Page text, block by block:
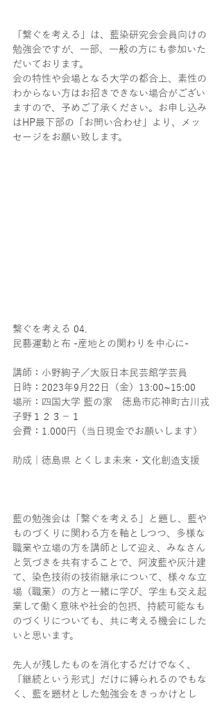
「繋ぐを考える」は、藍染研究会会員向けの
勉強会ですが、一部、一般の方にも参加いた
だいております。
会の特性や会場となる大学の都合上、素性の
わからない方はお招きできない場合がござい
ますので、予めご了承ください。お申し込み
はHP最下部の「お問い合わせ」より、メッ
セージをお願い致します。
繋ぐを考える 04.
民藝運動と布 -産地との関わりを中心に-
講師：小野絢子／大阪日本民芸館学芸員
日時：2023年9月22日（金）13:00~15:00
場所：四国大学 藍の家　徳島市応神町古川戎
子野１２３−１
会費：1.000円（当日現金でお願いします）
助成｜徳島県 とくしま未来・文化創造支援
藍の勉強会は「繫ぐを考える」と題し、藍や
ものづくりに関わる方を軸としつつ、多様な
職業や立場の方を講師として迎え、みなさん
と気づきを共有することで、阿波藍や灰汁建
て、染色技術の技術継承について、様々な立
場（職業）の方と一緒に学び、学生も交え起
業して働く意味や社会的包摂、持続可能なも
のづくりについても、共に考える機会にした
いと思います。
先人が残したものを消化するだけでなく、
「継続という形式」だけに縛られるのでもな
く、藍を題材とした勉強会をきっかけとし